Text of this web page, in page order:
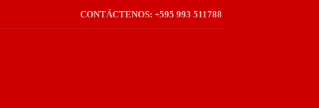
CONTÁCTENOS: +595 993 511788